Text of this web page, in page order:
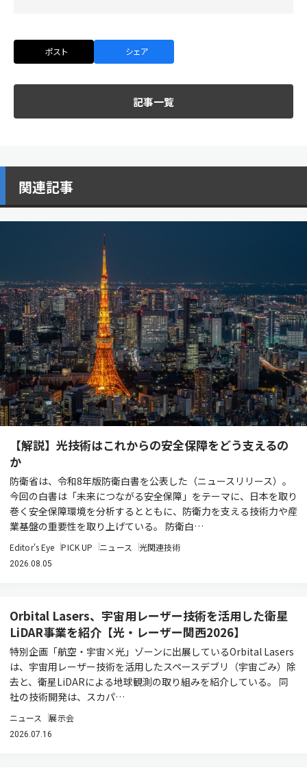
ポスト シェア
記事一覧
関連記事
【解説】光技術はこれからの安全保障をどう支えるの
か
防衛省は、令和8年版防衛白書を公表した（ニュースリリース）。
今回の白書は「未来につながる安全保障」をテーマに、日本を取り
巻く安全保障環境を分析するとともに、防衛力を支える技術力や産
業基盤の重要性を取り上げている。 防衛白…
Editor's Eye PICK UP ニュース 光関連技術
2026.08.05
Orbital Lasers、宇宙用レーザー技術を活用した衛星
LiDAR事業を紹介【光・レーザー関西2026】
特別企画「航空・宇宙×光」ゾーンに出展しているOrbital Lasers
は、宇宙用レーザー技術を活用したスペースデブリ（宇宙ごみ）除
去と、衛星LiDARによる地球観測の取り組みを紹介している。 同
社の技術開発は、スカパ…
ニュース 展示会
2026.07.16